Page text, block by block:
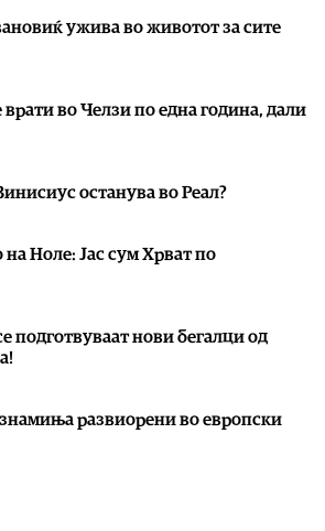
ужива во животот за сите
во Челзи по една година, дали
останува во Реал?
на Ноле: Јас сум Хрват по
подготвуваат нови бегалци од
развиорени во европски